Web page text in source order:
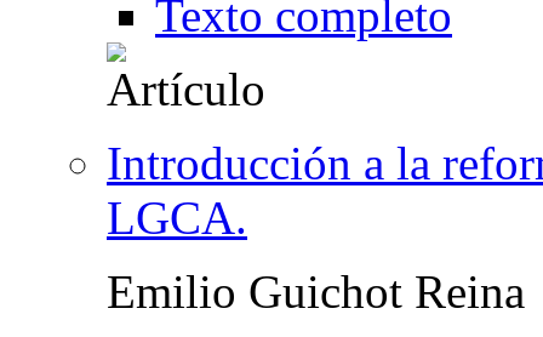
Texto completo
Introducción a la
LGCA.
Emilio Guichot Reina